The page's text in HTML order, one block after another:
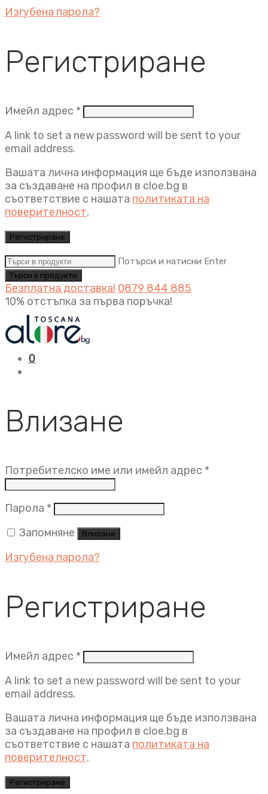
Изгубена парола?
Регистриране
Имейл адрес * Задължително
A link to set a new password will be sent to your
email address.
Вашата лична информация ще бъде използвана
за създаване на профил в cloe.bg в
съответствие с нашата политиката на
поверителност.
Регистриране
Потърси и натисни Enter
Безплатна доставка! 0879 844 885
10% отстъпка за първа поръчка!
0
Влизане
Потребителско име или имейл адрес *
Парола * Задължително
Запомняне
Влизане
Изгубена парола?
Регистриране
Имейл адрес * Задължително
A link to set a new password will be sent to your
email address.
Вашата лична информация ще бъде използвана
за създаване на профил в cloe.bg в
съответствие с нашата политиката на
поверителност.
Регистриране